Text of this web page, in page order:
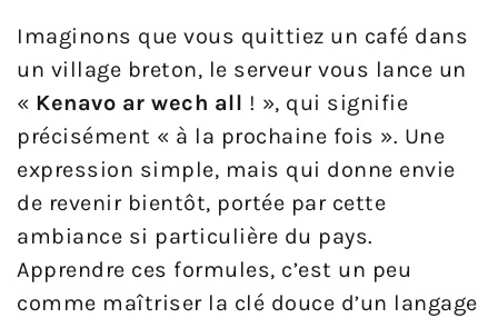
Imaginons que vous quittiez un café dans
un village breton, le serveur vous lance un
« Kenavo ar wech all ! », qui signifie
précisément « à la prochaine fois ». Une
expression simple, mais qui donne envie
de revenir bientôt, portée par cette
ambiance si particulière du pays.
Apprendre ces formules, c’est un peu
comme maîtriser la clé douce d’un langage